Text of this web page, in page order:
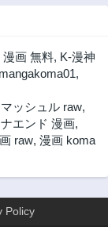
漫画 無料, K-漫神
mangakoma01,
マッシュル raw,
エンド 漫画,
raw, 漫画 koma
Policy